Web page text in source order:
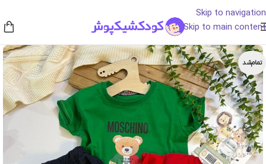
Skip to navigation
Skip to main content
تمام‌شد